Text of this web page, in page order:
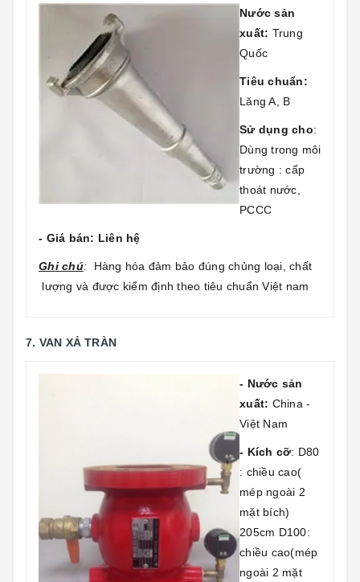
Nước sản
xuất: Trung
Quốc
Tiêu chuẩn:
Lăng A, B
Sử dụng cho:
Dùng trong môi
trường : cấp
thoát nước,
PCCC
- Giá bán: Liên hệ
Ghi chú: Hàng hóa đảm bảo đúng chủng loại, chất
lượng và được kiểm định theo tiêu chuẩn Việt nam
7. VAN XẢ TRÀN
- Nước sản
xuất: China -
Việt Nam
- Kích cỡ: D80
: chiều cao(
mép ngoài 2
mặt bích)
205cm D100:
chiều cao(mép
ngoài 2 mặt